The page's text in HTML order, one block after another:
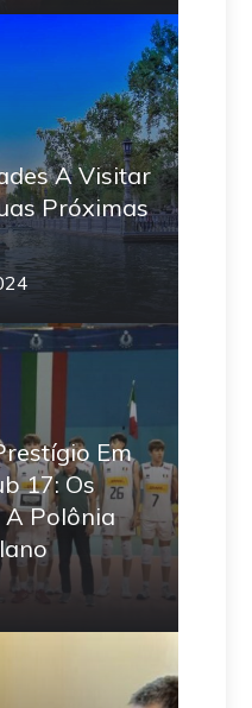
A Visitar
Próximas
Em
17: Os
A Polônia